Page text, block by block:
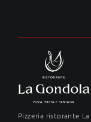
Pizzeria ristorante